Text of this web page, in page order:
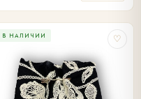
В НАЛИЧИИ ♡